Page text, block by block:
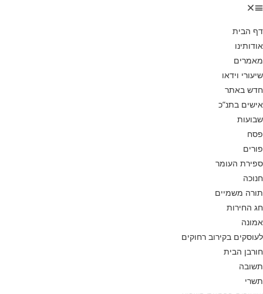
דף הבית
אודותינו
מאמרים
שיעורי וידאו
חדש באתר
אישים בתנ”כ
שבועות
פסח
פורים
ספירת העומר
חנוכה
תורה משמיים
חג החירות
אמונה
לעוסקים בקירוב רחוקים
חורבן הבית
תשובה
תשרי